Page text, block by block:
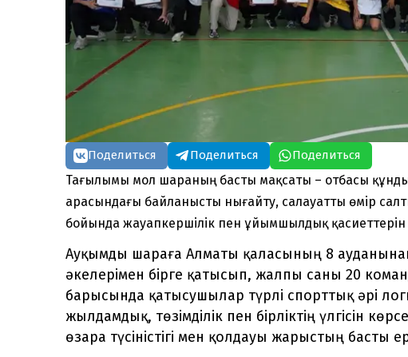
Поделиться Поделиться Поделиться
Тағылымы мол шараның басты мақсаты – отбасы
арасындағы байланысты нығайту, салауатты өмір
бойында жауапкершілік пен ұйымшылдық
Ауқымды шараға Алматы қаласының 8
әкелерімен бірге қатысып, жалпы саны 20
барысында қатысушылар түрлі спорттық әрі
жылдамдық, төзімділік пен бірліктің үлгісін
өзара түсіністігі мен қолдауы жарыстың басты